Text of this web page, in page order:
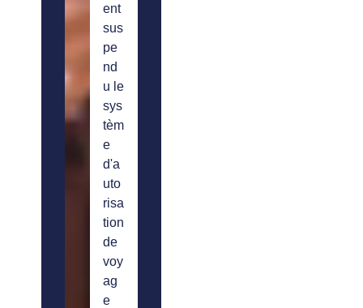
ent
sus
pe
nd
u le
sys
tèm
e
d'a
uto
risa
tion
de
voy
ag
e